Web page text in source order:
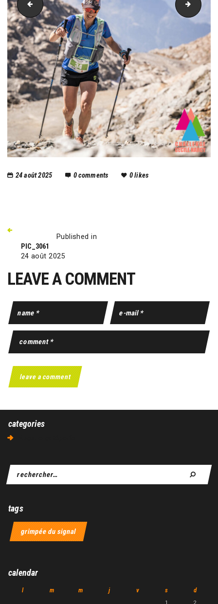
PIC_3059
24 août 2025 0comments 0likes
Published in
PIC_3061
24 août 2025
LEAVE A COMMENT
categories
tags
grimpée du signal
calendar
l m m j v s d
1
2